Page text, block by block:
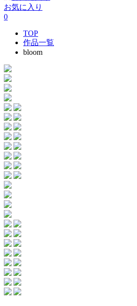
お気に入り
0
TOP
作品一覧
bloom